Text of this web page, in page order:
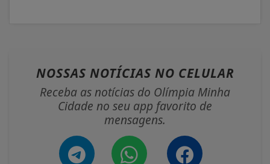
NOSSAS NOTÍCIAS NO CELULAR
Receba as notícias do Olímpia Minha
Cidade no seu app favorito de
mensagens.